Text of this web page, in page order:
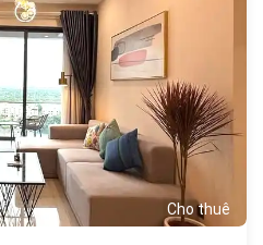
Cho thuê